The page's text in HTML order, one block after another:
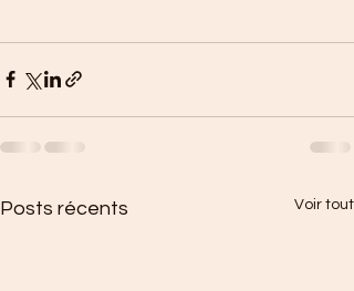
Posts récents Voir tout